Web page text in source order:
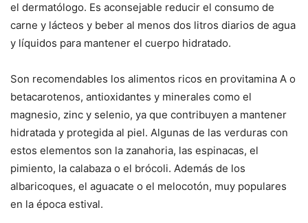
el dermatólogo. Es aconsejable reducir el consumo de
carne y lácteos y beber al menos dos litros diarios de agua
y líquidos para mantener el cuerpo hidratado.
Son recomendables los alimentos ricos en provitamina A o
betacarotenos, antioxidantes y minerales como el
magnesio, zinc y selenio, ya que contribuyen a mantener
hidratada y protegida al piel. Algunas de las verduras con
estos elementos son la zanahoria, las espinacas, el
pimiento, la calabaza o el brócoli. Además de los
albaricoques, el aguacate o el melocotón, muy populares
en la época estival.